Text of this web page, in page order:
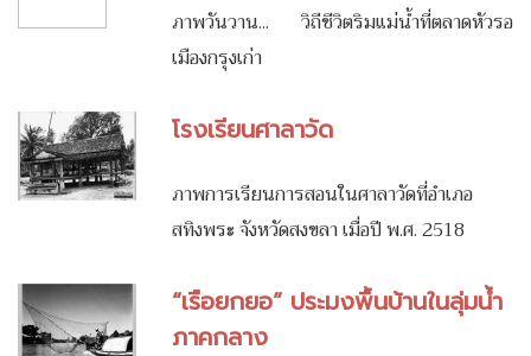
ภาพวันวาน... วิถีชีวิตริมแม่น้ำที่ตลาดหัวรอ
เมืองกรุงเก่า
โรงเรียนศาลาวัด
ภาพการเรียนการสอนในศาลาวัดที่อำเภอ
สทิงพระ จังหวัดสงขลา เมื่อปี พ.ศ. 2518
“เรือยกยอ” ประมงพื้นบ้านในลุ่มน้ำ
ภาคกลาง